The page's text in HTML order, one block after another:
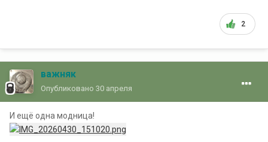
2
важняк
Опубликовано 30 апреля
И ещё одна модница!